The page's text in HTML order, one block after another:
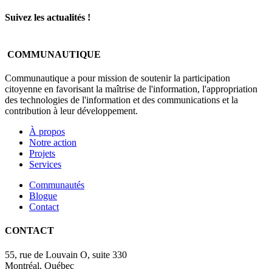
Suivez les actualités !
COMMUNAUTIQUE
Communautique a pour mission de soutenir la participation
citoyenne en favorisant la maîtrise de l'information, l'appropriation
des technologies de l'information et des communications et la
contribution à leur développement.
À propos
Notre action
Projets
Services
Communautés
Blogue
Contact
CONTACT
55, rue de Louvain O, suite 330
Montréal, Québec